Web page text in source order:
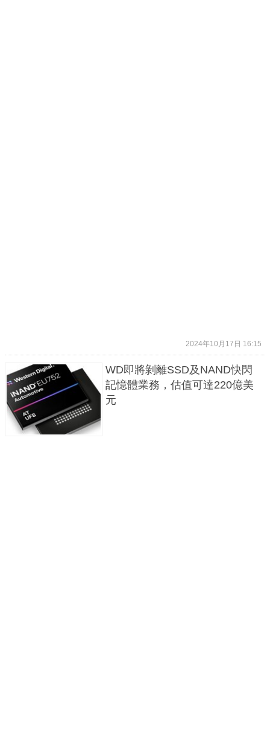
2024年10月17日 16:15
WD即將剝離SSD及NAND快閃
記憶體業務，估值可達220億美
元